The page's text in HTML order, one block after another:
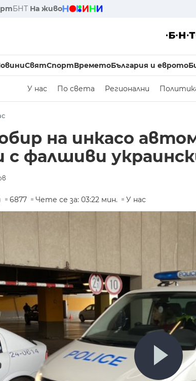
БНТ На живо
СвятСпортВреметоБългария и еврото
У нас По света Регионални
на инкасо
с фалшиви
6877 Чете се за: 03:22 мин. У нас